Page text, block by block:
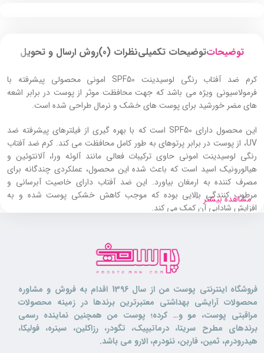
توضیحاتتوضیحات تکمیلینظرات (0) روش ارسال و تحویل
کرم ضد آفتاب رنگی لوسیدینت SPF50 امونی محصولی پیشرفته با
فرمولاسیونی ویژه می باشد که جهت محافظت موثر از پوست در برابر اشعه
های مضر خورشید برای پوست های خشک و نرمال طراحی شده است.
این محصول دارای SPF50 است که با بهره گیری از فیلترهای پیشرفته ضد
UV، از پوست در برابر پرتوهای به طور کامل محافظت می کند. کرم ضد آفتاب
رنگی لوسیدینت امونی حاوی ترکیبات فعالی مانند آلوئه ورا، آلانتوئین و
هیالورونیک اسید است که باعث شده این محصول، عملکردی چندگانه برای
مصرف کننده به ارمغان بیاورد. این ضد آفتاب دارای خاصیت آبرسانی و
مرطوب کنندگی بالایی بوده که موجب کاهش خشکی پوست شده و به
افزایش شادابی آن کمک می کند.
و مانع از بروز حساسیت یا قرمزی روی پوست می شود. این محصول با داشتن
ترکیبات آنتی اکسیدان از پوست در برابر رادیکال های آزاد و آسیب های
محیطی مراقبت کرده و به مختل شدن روند پیری کمک بسیار زیادی می کند.
ویژگی های ترمیم کنندگی و تغذیه رسانی کرم ضد آفتاب رنگی لوسیدینت
امونی در کنار تقویت پوست، موجب شده تا پوست به راحتی بازسازی گردد و
ظاهری جوان، سالم و شاداب داشته باشد.
مشاهده بیشتر
فروشگاه اینترنتی پوست من از سال 1396 اقدام به فروش و مشاوره
محصولات آرایشی بهداشتی معتبرترین برندها در زمینه محصولات
مراقبتی پوست، مو و… کرده؛ پوست من همچنین نماینده رسمی
برندهای مطرح سریتا، درماتیپیک، تگودر، رزاکلین، سینره، فولیکا،
هیدرودرم، ثمین، فاربن، نئودرم، الارو می باشد.